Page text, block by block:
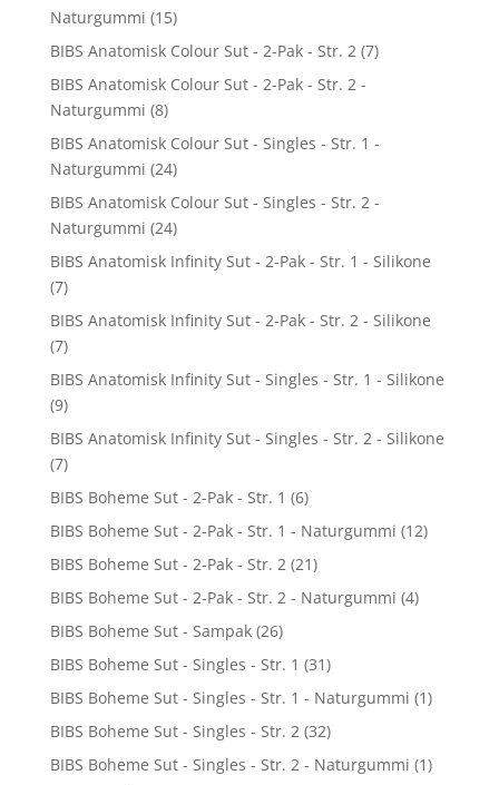
Naturgummi (15)
BIBS Anatomisk Colour Sut - 2-Pak - Str. 2 (7)
BIBS Anatomisk Colour Sut - 2-Pak - Str. 2 -
Naturgummi (8)
BIBS Anatomisk Colour Sut - Singles - Str. 1 -
Naturgummi (24)
BIBS Anatomisk Colour Sut - Singles - Str. 2 -
Naturgummi (24)
BIBS Anatomisk Infinity Sut - 2-Pak - Str. 1 - Silikone
(7)
BIBS Anatomisk Infinity Sut - 2-Pak - Str. 2 - Silikone
(7)
BIBS Anatomisk Infinity Sut - Singles - Str. 1 - Silikone
(9)
BIBS Anatomisk Infinity Sut - Singles - Str. 2 - Silikone
(7)
BIBS Boheme Sut - 2-Pak - Str. 1 (6)
BIBS Boheme Sut - 2-Pak - Str. 1 - Naturgummi (12)
BIBS Boheme Sut - 2-Pak - Str. 2 (21)
BIBS Boheme Sut - 2-Pak - Str. 2 - Naturgummi (4)
BIBS Boheme Sut - Sampak (26)
BIBS Boheme Sut - Singles - Str. 1 (31)
BIBS Boheme Sut - Singles - Str. 1 - Naturgummi (1)
BIBS Boheme Sut - Singles - Str. 2 (32)
BIBS Boheme Sut - Singles - Str. 2 - Naturgummi (1)